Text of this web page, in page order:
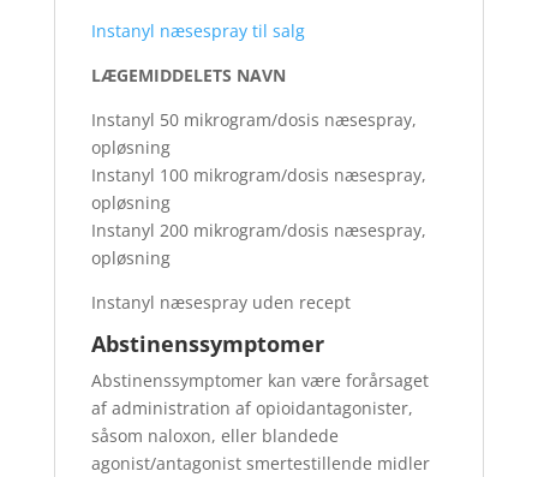
Instanyl næsespray til salg
LÆGEMIDDELETS NAVN
Instanyl 50 mikrogram/dosis næsespray,
opløsning
Instanyl 100 mikrogram/dosis næsespray,
opløsning
Instanyl 200 mikrogram/dosis næsespray,
opløsning
Instanyl næsespray uden recept
Abstinenssymptomer
Abstinenssymptomer kan være forårsaget
af administration af opioidantagonister,
såsom naloxon, eller blandede
agonist/antagonist smertestillende midler